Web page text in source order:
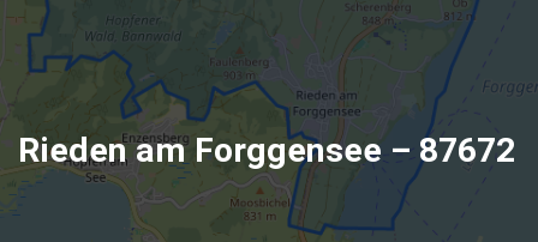
Rieden am Forggensee – 87672